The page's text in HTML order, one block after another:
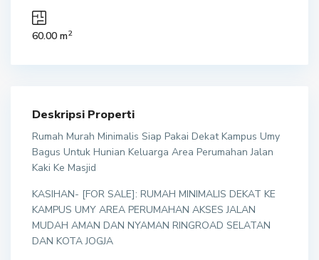
60.00 m2
Deskripsi Properti
Rumah Murah Minimalis Siap Pakai Dekat Kampus Umy
Bagus Untuk Hunian Keluarga Area Perumahan Jalan
Kaki Ke Masjid
KASIHAN- [FOR SALE]: RUMAH MINIMALIS DEKAT KE
KAMPUS UMY AREA PERUMAHAN AKSES JALAN
MUDAH AMAN DAN NYAMAN RINGROAD SELATAN
DAN KOTA JOGJA